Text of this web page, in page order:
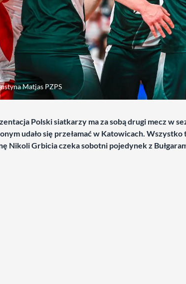
Matjas PZPS
Polski siatkarzy ma za sobą drugi mecz w
udało się przełamać w Katowicach.
Nikoli Grbicia czeka sobotni pojedynek z